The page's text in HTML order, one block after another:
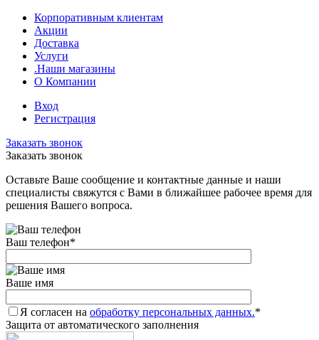
Корпоративным клиентам
Акции
Доставка
Услуги
.Наши магазины
О Компании
Вход
Регистрация
Заказать звонок
Заказать звонок
Оставьте Ваше сообщение и контактные данные и наши
специалисты свяжутся с Вами в ближайшее рабочее время для
решения Вашего вопроса.
Ваш телефон*
Ваше имя
Я согласен на обработку персональных данных.*
Защита от автоматического заполнения